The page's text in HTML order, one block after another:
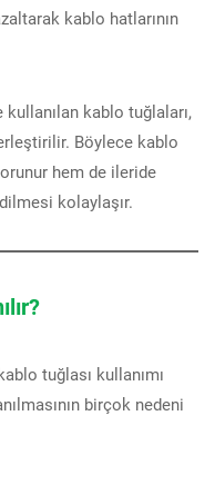
kablo hatlarının
kablo tuğlaları,
Böylece kablo
hem de ileride
kolaylaşır.
tuğlası kullanımı
birçok nedeni